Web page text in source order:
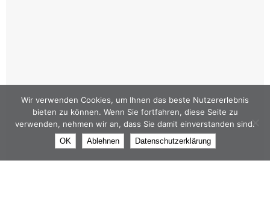
Wir verwenden Cookies, um Ihnen das beste Nutzererlebnis
bieten zu können. Wenn Sie fortfahren, diese Seite zu
verwenden, nehmen wir an, dass Sie damit einverstanden sind.
OK Ablehnen Datenschutzerklärung